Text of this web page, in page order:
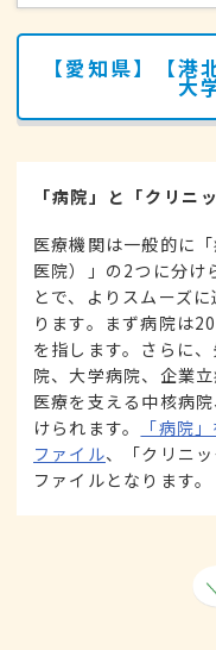
【愛知県】【港
大
「病院」と「クリニ
医療機関は一般的に
医院）」の2つに分け
とで、よりスムーズ
ります。まず病院は
を指します。さらに
院、大学病院、企業
医療を支える中核病
けられます。
「病院
ファイル、「クリニ
ファイルとなります。